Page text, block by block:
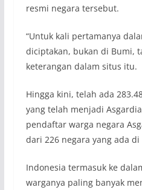
resmi negara tersebut.
“Untuk kali pertamanya
diciptakan, bukan di Bumi,
keterangan dalam situs itu.
Hingga kini, telah ada
yang telah menjadi
pendaftar warga negara
dari 226 negara yang ada
Indonesia termasuk ke
warganya paling banyak